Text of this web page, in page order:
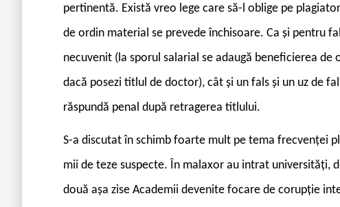
pertinentă. Există vreo lege care să-l oblige pe
de ordin material se prevede închisoare. Ca și pentru
necuvenit (la sporul salarial se adaugă beneficierea
dacă posezi titlul de doctor), cât și un fals și un uz de
răspundă penal după retragerea titlului.
S-a discutat în schimb foarte mult pe tema frecvenței
mii de teze suspecte. În malaxor au intrat universități,
două așa zise Academii devenite focare de corupție